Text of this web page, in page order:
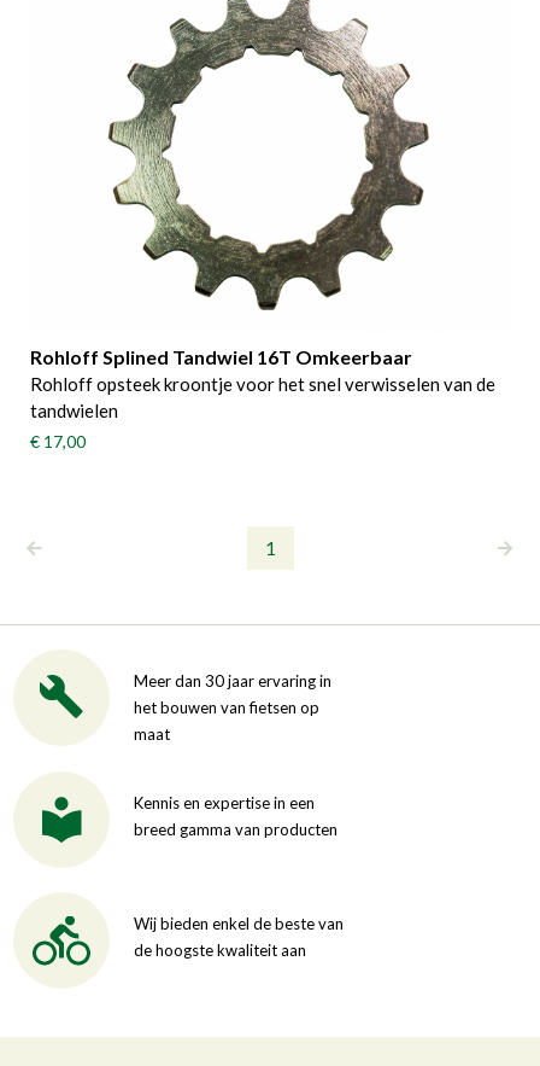
Rohloff Splined Tandwiel 16T Omkeerbaar
Rohloff opsteek kroontje voor het snel verwisselen van de
tandwielen
€ 17,00
1
Meer dan 30 jaar ervaring in
het bouwen van fietsen op
maat
Kennis en expertise in een
breed gamma van producten
Wij bieden enkel de beste van
de hoogste kwaliteit aan